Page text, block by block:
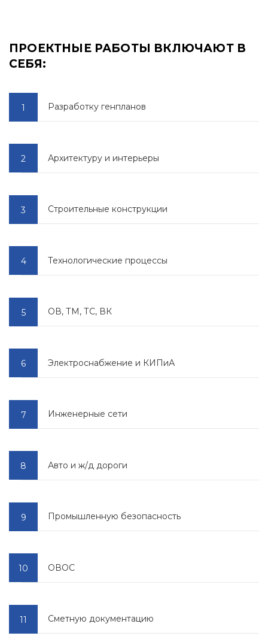
ПРОЕКТНЫЕ РАБОТЫ ВКЛЮЧАЮТ В
СЕБЯ:
Разработку генпланов
Архитектуру и интерьеры
Строительные конструкции
Технологические процессы
ОВ, ТМ, ТС, ВК
Электроснабжение и КИПиА
Инженерные сети
Авто и ж/д дороги
Промышленную безопасность
ОВОС
Cметную документацию